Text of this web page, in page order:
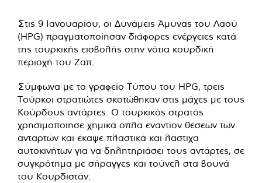
Στις 9 Ιανουαρίου, οι Δυνάμεις Άμυνας του Λαού
(HPG) πραγματοποίησαν διάφορες ενέργειες κατά
της τουρκικής εισβολής στην νότια κουρδική
περιοχή του Ζαπ.
Σύμφωνα με το γραφείο Τύπου του HPG, τρεις
Τούρκοι στρατιώτες σκοτώθηκαν στις μάχες με τους
Κούρδους αντάρτες. Ο τουρκικός στρατός
χρησιμοποίησε χημικά όπλα εναντίον θέσεων των
ανταρτών και έκαψε πλαστικά και λάστιχα
αυτοκινήτων για να δηλητηριάσει τους αντάρτες, σε
συγκρότημα με σήραγγες και τούνελ στα βουνά
του Κουρδιστάν.